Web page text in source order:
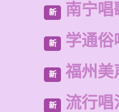
新 南宁唱
新 学通俗
新 福州美
新 流行唱